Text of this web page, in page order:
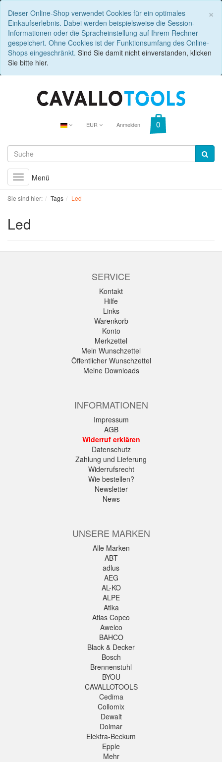
×
Dieser Online-Shop verwendet Cookies für ein optimales
Einkaufserlebnis. Dabei werden beispielsweise die Session-
Informationen oder die Spracheinstellung auf Ihrem Rechner
gespeichert. Ohne Cookies ist der Funktionsumfang des Online-
Shops eingeschränkt. Sind Sie damit nicht einverstanden, klicken
Sie bitte hier.
EUR Anmelden
Toggle
navigation
Menü
Sie sind hier: Tags Led
Led
SERVICE
Kontakt
Hilfe
Links
Warenkorb
Konto
Merkzettel
Mein Wunschzettel
Öffentlicher Wunschzettel
Meine Downloads
INFORMATIONEN
Impressum
AGB
Widerruf erklären
Datenschutz
Zahlung und Lieferung
Widerrufsrecht
Wie bestellen?
Newsletter
News
UNSERE MARKEN
Alle Marken
ABT
adlus
AEG
AL-KO
ALPE
Atika
Atlas Copco
Awelco
BAHCO
Black & Decker
Bosch
Brennenstuhl
BYOU
CAVALLOTOOLS
Cedima
Collomix
Dewalt
Dolmar
Elektra-Beckum
Epple
Mehr